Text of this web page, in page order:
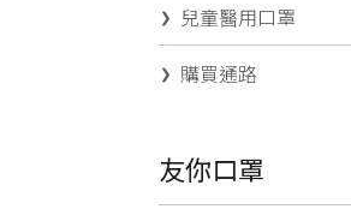
兒童醫用口罩
購買通路
友你口罩